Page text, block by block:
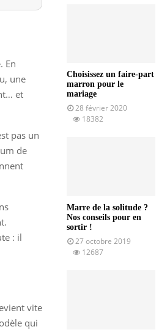
En
une
et
pas un
de
: il
vite
qui
Choisissez un faire-part
marron pour le
mariage
28 février 2020
18382
Marre de la solitude ?
Nos conseils pour en
sortir !
27 octobre 2019
12687